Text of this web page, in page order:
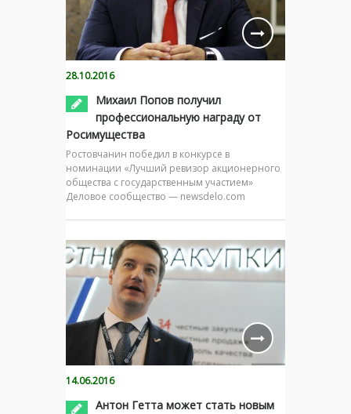
28.10.2016
Михаил Попов получил
профессиональную награду от
Росимущества
Ростовчанин победил в конкурсе в
номинации «Лучший ревизор акционерного
общества с государственным участием»
Деловое сообщество — newsdelo.com
14.06.2016
Антон Гетта может стать новым